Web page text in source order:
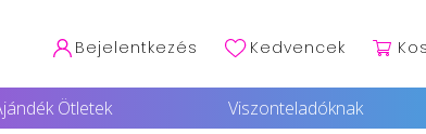
Bejelentkezés Kedvencek youtube
Ötletek Viszonteladóknak